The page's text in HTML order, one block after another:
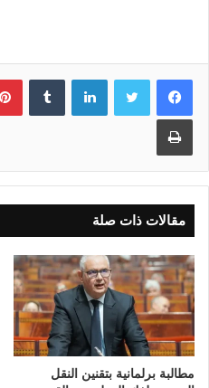
لينكدإن
طباعة
مقالات ذات صلة
مطالبة برلمانية بتقنين النقل